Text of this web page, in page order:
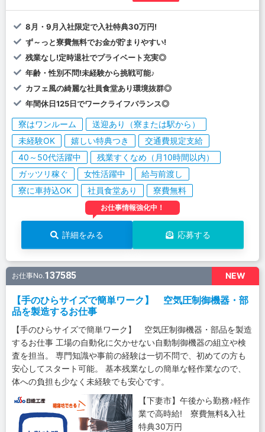
8月・9月入社限定で入社特典30万円!
ず～っと寮費無料でお金が貯まりやすい!
残業なし!定時退社でプライベート充実◎
年齢・性別不問!未経験から挑戦可能♪
カフェ風の綺麗な社員食堂あり環境抜群◎
年間休日125日でワークライフバランス◎
寮はワンルーム
送迎あり（寮または駅から）
未経験OK
嬉しい特典つき
交通費規定支給
40～50代活躍中
残業すくなめ（月10時間以内）
ガッツリ稼ぐ
女性活躍中
給与前渡し
寮に車持込OK
社員食堂あり 寮費無料
お仕事情報強化中！
詳細をみる 応募する
NEW
お仕事No.137585
【手のひらサイズで簡単ワーク】 空気圧制御機器・部
品を製造するお仕事
【手のひらサイズで簡単ワーク】 空気圧制御機器・部品を製造
するお仕事 工場の自動化に欠かせない自動制御機器の組立や検
査を担当。 専門知識や事前の経験は一切不問で、初めての方も
安心してスタート可能。 基本残業なしの簡単な軽作業なので、
体への負担も少なく未経験でも安心です。
【下妻市】午後から勤務♪軽作
業で高時給! 寮費無料&入社
特典30万円